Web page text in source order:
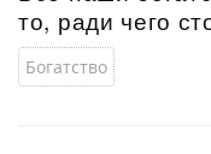
то, ради чего
Богатство